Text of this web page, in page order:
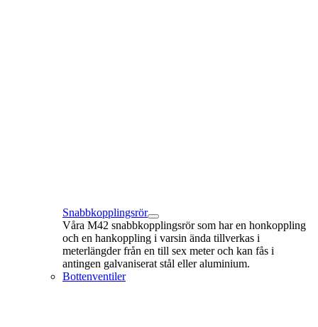
Snabbkopplingsrör
Våra M42 snabbkopplingsrör som har en honkoppling
och en hankoppling i varsin ända tillverkas i
meterlängder från en till sex meter och kan fås i
antingen galvaniserat stål eller aluminium.
Bottenventiler